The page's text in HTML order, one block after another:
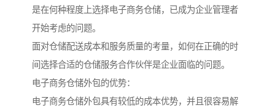
是在何种程度上选择电子商务仓储，已成为企业管理者
开始考虑的问题。
面对仓储配送成本和服务质量的考量，如何在正确的时
间选择合适的仓储服务合作伙伴是企业面临的问题。
电子商务仓储外包的优势：
电子商务仓储外包具有较低的成本优势，并且很容易解